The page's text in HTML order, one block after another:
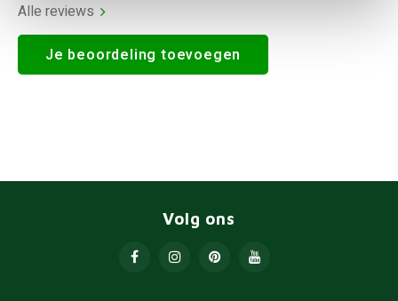
Alle reviews
Je beoordeling toevoegen
Volg ons